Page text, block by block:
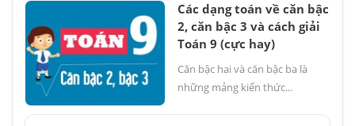
Các dạng toán về căn bậc
2, căn bậc 3 và cách giải
Toán 9 (cực hay)
Căn bậc hai và căn bậc ba là
những mảng kiến thức...